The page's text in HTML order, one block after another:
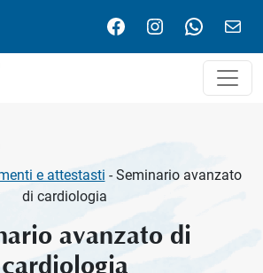
Facebook
Instagram
e attestasti - Seminario avanzato
di cardiologia
avanzato di
cardiologia